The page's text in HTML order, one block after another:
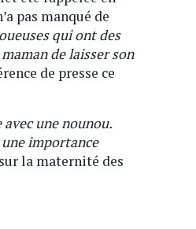
pas manqué de
qui ont des
de laisser son
de presse ce
une nounou.
importance
la maternité des